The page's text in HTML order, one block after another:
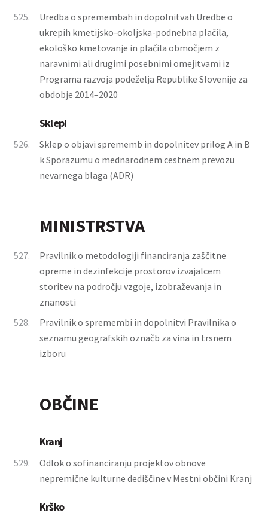
525.
Uredba o spremembah in dopolnitvah Uredbe o
ukrepih kmetijsko-okoljska-podnebna plačila,
ekološko kmetovanje in plačila območjem z
naravnimi ali drugimi posebnimi omejitvami iz
Programa razvoja podeželja Republike Slovenije za
obdobje 2014–2020
Sklepi
526.
Sklep o objavi sprememb in dopolnitev prilog A in B
k Sporazumu o mednarodnem cestnem prevozu
nevarnega blaga (ADR)
MINISTRSTVA
527.
Pravilnik o metodologiji financiranja zaščitne
opreme in dezinfekcije prostorov izvajalcem
storitev na področju vzgoje, izobraževanja in
znanosti
528.
Pravilnik o spremembi in dopolnitvi Pravilnika o
seznamu geografskih označb za vina in trsnem
izboru
OBČINE
Kranj
529.
Odlok o sofinanciranju projektov obnove
nepremične kulturne dediščine v Mestni občini Kranj
Krško